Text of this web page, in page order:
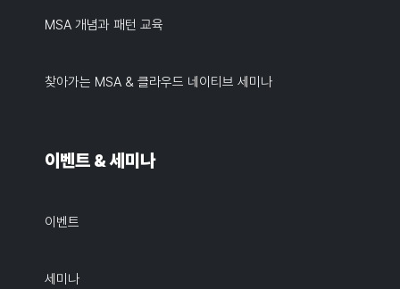
MSA 개념과 패턴 교육
찾아가는 MSA & 클라우드 네이티브 세미나
이벤트 & 세미나
이벤트
세미나